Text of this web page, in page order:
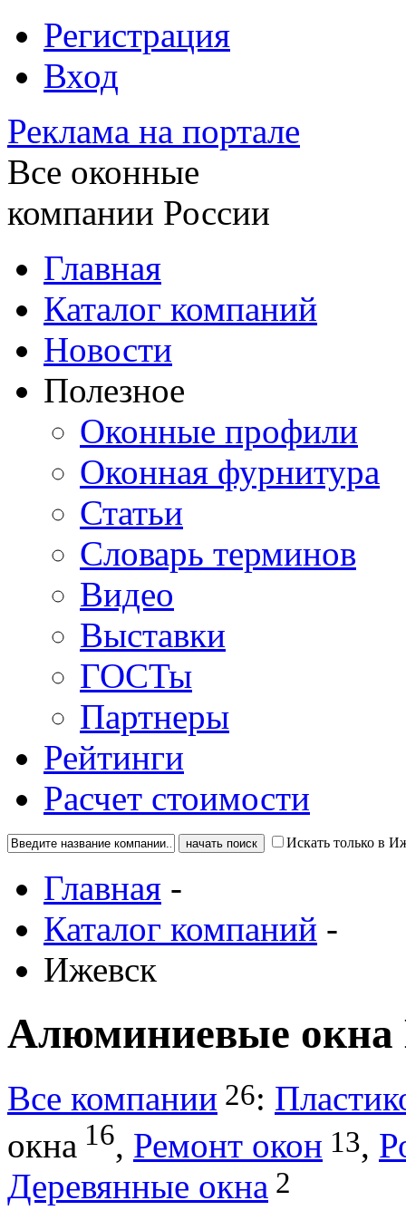
Регистрация
Вход
Реклама на портале
Все оконные
компании России
Главная
Каталог компаний
Новости
Полезное
Оконные профили
Оконная фурнитура
Статьи
Словарь терминов
Видео
Выставки
ГОСТы
Партнеры
Рейтинги
Расчет стоимости
Искать только в
Главная -
Каталог компаний -
Ижевск
Алюминиевые окна
Все компании 26:
окна 16, Ремонт окон 13,
Деревянные окна 2